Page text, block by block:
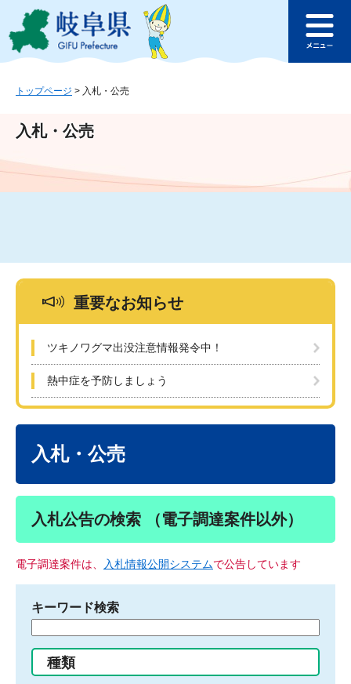
ジ
ュ
文
このページの本文へ
ュ
トップページ > 入札・公売
入札・公売
重要なお知らせ
ツキノワグマ出没注意情報発令中！
熱中症を予防しましょう
入札・公売
入札公告の検索 （電子調達案件以外）
電子調達案件は、 入札情報公開システムで公告しています
キーワード検索
る
種類